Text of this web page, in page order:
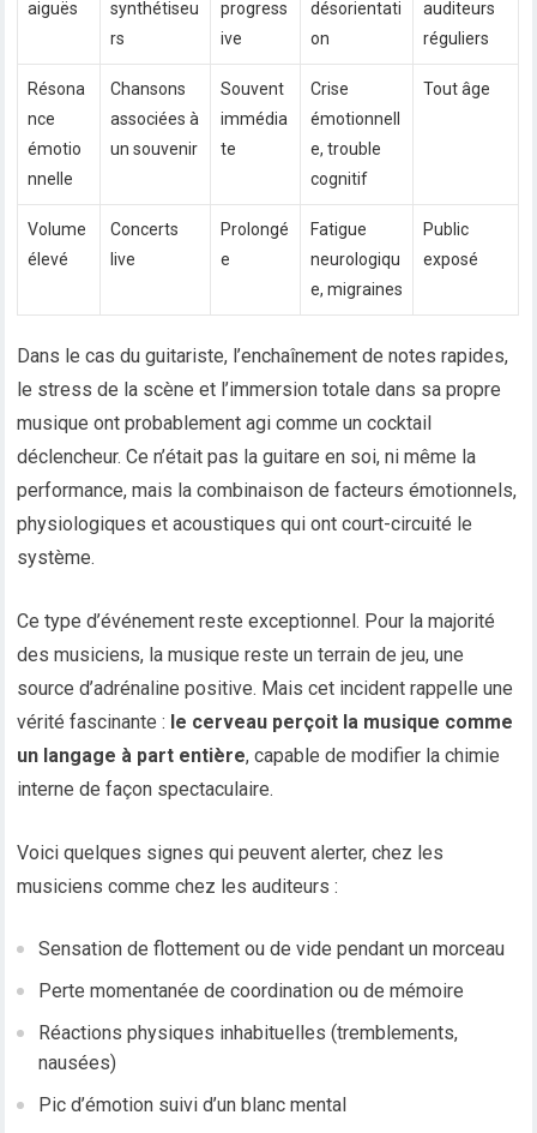
aiguës
synthétiseu
rs
progress
ive
désorientati
on
auditeurs
réguliers
Résona
nce
émotio
nnelle
Chansons
associées à
un souvenir
Souvent
immédia
te
Crise
émotionnell
e, trouble
cognitif
Tout âge
Volume
élevé
Concerts
live
Prolongé
e
Fatigue
neurologiqu
e, migraines
Public
exposé
Dans le cas du guitariste, l’enchaînement de notes rapides,
le stress de la scène et l’immersion totale dans sa propre
musique ont probablement agi comme un cocktail
déclencheur. Ce n’était pas la guitare en soi, ni même la
performance, mais la combinaison de facteurs émotionnels,
physiologiques et acoustiques qui ont court-circuité le
système.
Ce type d’événement reste exceptionnel. Pour la majorité
des musiciens, la musique reste un terrain de jeu, une
source d’adrénaline positive. Mais cet incident rappelle une
vérité fascinante : le cerveau perçoit la musique comme
un langage à part entière, capable de modifier la chimie
interne de façon spectaculaire.
Voici quelques signes qui peuvent alerter, chez les
musiciens comme chez les auditeurs :
Sensation de flottement ou de vide pendant un morceau
Perte momentanée de coordination ou de mémoire
Réactions physiques inhabituelles (tremblements,
nausées)
Pic d’émotion suivi d’un blanc mental